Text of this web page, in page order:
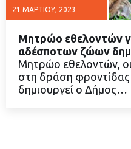
21 ΜΑΡΤΊΟΥ, 2023
ΔΙΑΒΑΣΤΕ
Μητρώο εθελοντών
αδέσποτων ζώων
Μητρώο εθελοντών,
στη δράση
δημιουργεί ο Δήμος…